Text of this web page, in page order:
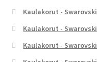
Kaulakorut -
Kaulakorut -
Kaulakorut -